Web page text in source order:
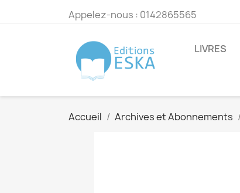
Appelez-nous : 0142865565
LIVRES
Accueil Archives et Abonnements